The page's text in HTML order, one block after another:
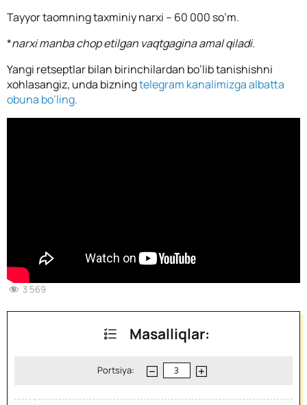
Tayyor taomning taxminiy narxi – 60 000 so’m.
*narxi manba chop etilgan vaqtgagina amal qiladi.
Yangi retseptlar bilan birinchilardan bo’lib tanishishni
xohlasangiz, unda bizningtelegram kanalimizga albatta
obuna bo’ling.
3 569
Masalliqlar:
Portsiya: